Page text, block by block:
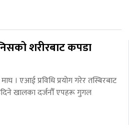
शरीरबाट कपडा
। एआई प्रविधि प्रयोग गरेर तस्बिरबाट
खालका दर्जनौँ एपहरू गुगल